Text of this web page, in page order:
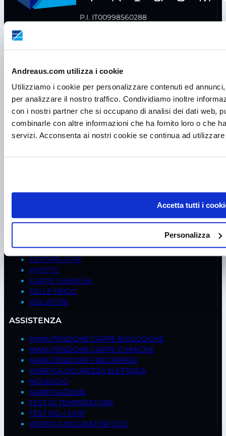
Andreaus.com utilizza i cookie
Utilizziamo i cookie per personalizzare contenuti ed
per analizzare il nostro traffico. Condividiamo inoltre
con i nostri partner che si occupano di analisi dei dati web,
combinarle con altre informazioni che ha fornito loro o che
servizi. Acconsenta ai nostri cookie se continua ad
Accetta tutti i
Personalizza
P.I. IT00998560288
35020 – Ponte S. Nicolò (PD)
Fax +39 049 8802487
Mailfrigomeccanica@andreaus.com
PEC frigomeccanica.andreaus@pec.it
PRODOTTI
FREDDO BIOMEDICALE
FRIGO DOMESTICI
ARMADI CLIMATICI
STUFE
CENTRIFUGHE
PIPETTE
CAPPE CHIMICHE
CELLE FRIGO
ISOLATORI
ASSISTENZA
MANUTENZIONE CAPPE BIOLOGICHE
MANUTENZIONE CAPPE CHIMICHE
MANUTENZIONE FRIGORIFERI
VERIFICA SICUREZZA ELETTRICA
NOLEGGIO
SANIFICAZIONE
TEST DI TEMPERATURA
TEST ISO / GMP
VERIFICA INCUBATORI CO2